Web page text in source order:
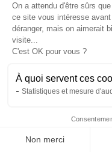
Outils de jardin
Comparez les
sur batterie à
énergie propre.
Hugo
On a attendu d'être sûrs
ce site vous intéresse
déranger, mais on aimerait
visite...
C'est OK pour vous ?
À quoi servent ces
Statistiques et mesure
Non merci